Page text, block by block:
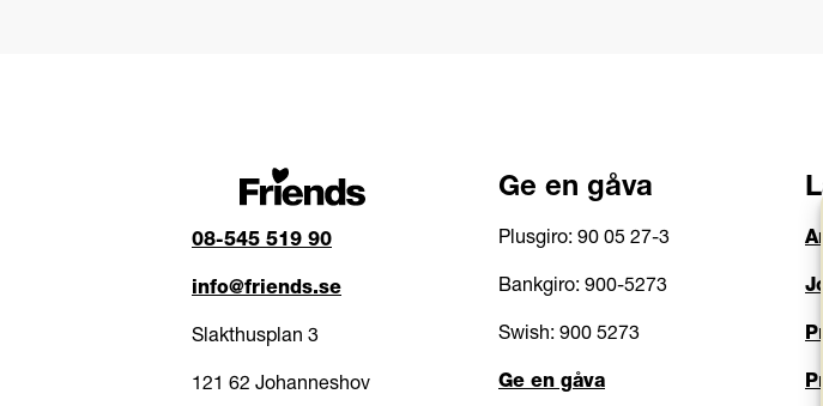
08-545 519 90
info@friends.se
Slakthusplan 3
121 62 Johanneshov
Ge en gåva
Plusgiro: 90 05 27-3
Bankgiro: 900-5273
Swish: 900 5273
Ge en gåva